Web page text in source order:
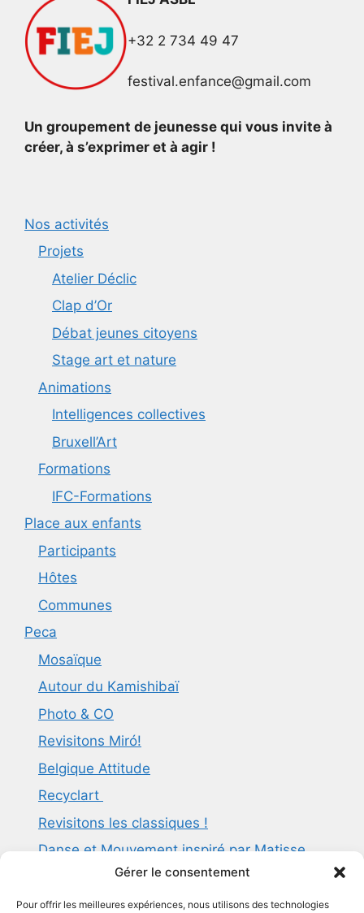
Gérer le consentement
Pour offrir les meilleures expériences, nous utilisons des technologies
+32 2 734 49 47
festival.enfance@gmail.com
Un groupement de jeunesse qui vous invite à
créer, à s’exprimer et à agir !
Nos activités
Projets
Atelier Déclic
Clap d’Or
Débat jeunes citoyens
Stage art et nature
Animations
Intelligences collectives
Bruxell’Art
Formations
IFC-Formations
Place aux enfants
Participants
Hôtes
Communes
Peca
Mosaïque
Autour du Kamishibaï
Photo & CO
Revisitons Miró!
Belgique Attitude
Recyclart
Revisitons les classiques !
Danse et Mouvement inspiré par Matisse
Guidé par la vague d’Hokusaï
Modeler les formes et sculpter les volumes